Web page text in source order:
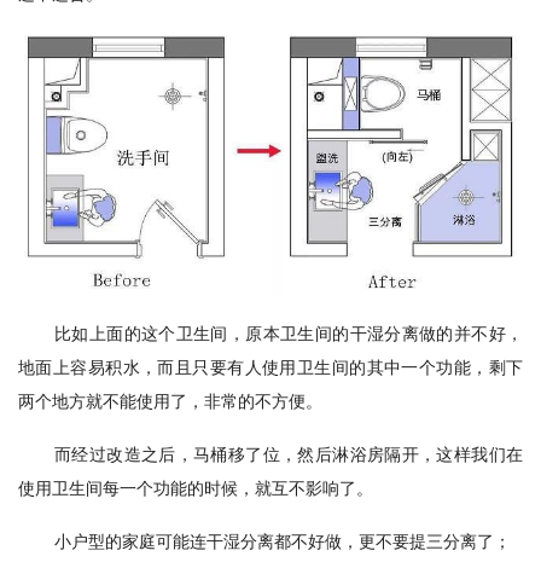
比如上面的这个卫生间，原本卫生间的干湿分离做的并不好，
地面上容易积水，而且只要有人使用卫生间的其中一个功能，剩下
两个地方就不能使用了，非常的不方便。
而经过改造之后，马桶移了位，然后淋浴房隔开，这样我们在
使用卫生间每一个功能的时候，就互不影响了。
小户型的家庭可能连干湿分离都不好做，更不要提三分离了；